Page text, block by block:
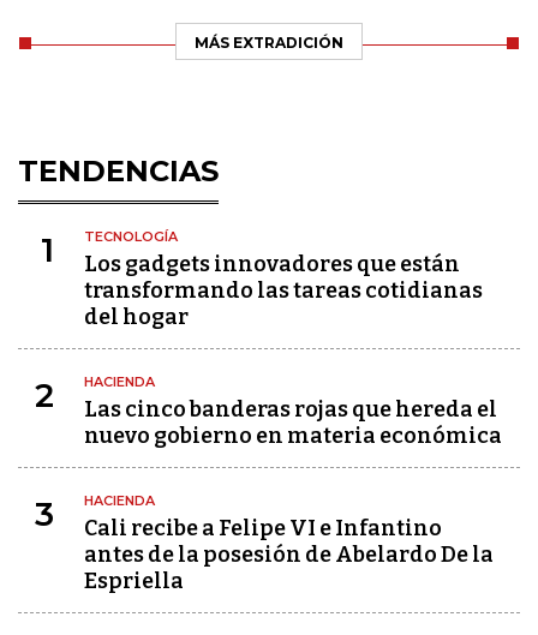
MÁS EXTRADICIÓN
TENDENCIAS
1 TECNOLOGÍA
Los gadgets innovadores que están
transformando las tareas cotidianas
del hogar
2 HACIENDA
Las cinco banderas rojas que hereda el
nuevo gobierno en materia económica
3 HACIENDA
Cali recibe a Felipe VI e Infantino
antes de la posesión de Abelardo De la
Espriella